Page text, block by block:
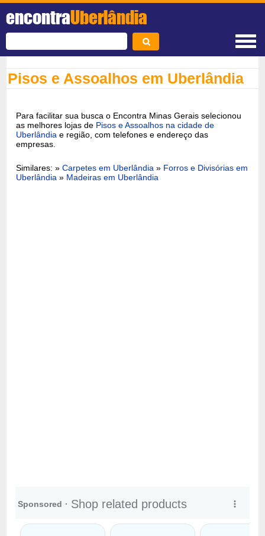
encontraUberlândia
Pisos e Assoalhos em Uberlândia
Para facilitar sua busca o Encontra Minas Gerais selecionou
as melhores lojas de Pisos e Assoalhos na cidade de
Uberlândia e região, com telefones e endereço das
empresas.
Similares: »Carpetes em Uberlândia » Forros e Divisórias em
Uberlândia » Madeiras em Uberlândia